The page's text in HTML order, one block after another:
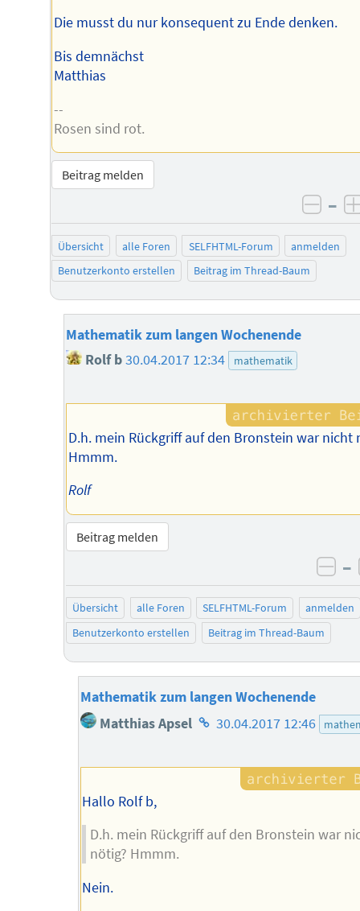
Die musst du nur konsequent zu Ende denken.
Bis demnächst
Matthias
--
Rosen sind rot.
Beitrag melden
–
Übersicht alle Foren SELFHTML-Forum
anmelden
Benutzerkonto erstellen
Beitrag im Thread-Baum
Mathematik zum langen Wochenende
Rolf b30.04.2017 12:34 mathematik
D.h. mein Rückgriff auf den Bronstein war nicht
Hmmm.
Rolf
Beitrag melden
–
Übersicht alle Foren SELFHTML-Forum
anmelden
Benutzerkonto erstellen
Beitrag im Thread-Baum
Mathematik zum langen Wochenende
Matthias Apsel Homepage
Autors
30.04.2017 12:46
Hallo Rolf b,
D.h. mein Rückgriff auf den Bronstein war
nötig? Hmmm.
Nein.